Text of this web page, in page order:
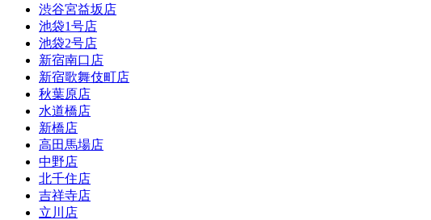
渋谷宮益坂店
池袋1号店
池袋2号店
新宿南口店
新宿歌舞伎町店
秋葉原店
水道橋店
新橋店
高田馬場店
中野店
北千住店
吉祥寺店
立川店